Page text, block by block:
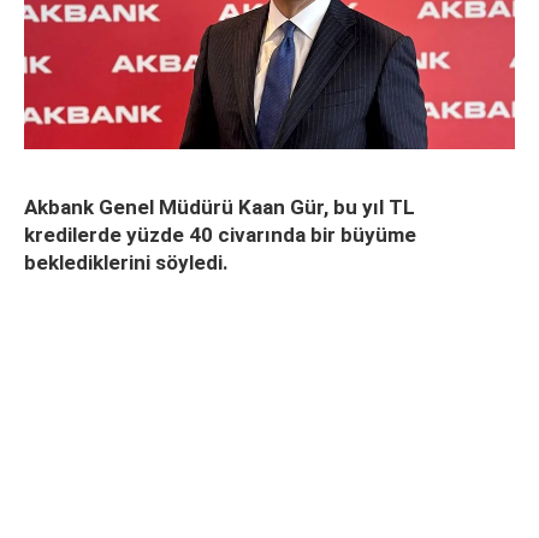
Akbank Genel Müdürü Kaan Gür, bu yıl TL
kredilerde yüzde 40 civarında bir büyüme
beklediklerini söyledi.